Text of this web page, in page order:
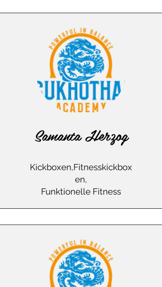
Samanta Herzog
Kickboxen,Fitnesskickbox
en,
Funktionelle Fitness